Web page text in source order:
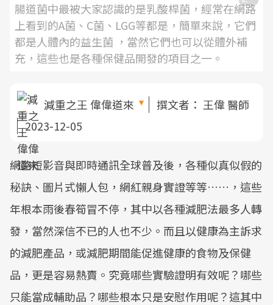
腸道菌中最被大家認識的是乳酸桿菌，經常在網路
上看到的A菌、C菌、LGG等都是，簡單來說，它們
都是人體內的益生菌 ，當然它們也可以從體外補
充，這些也是各種保健品開發的項目之一。
減重之王 偉偉道來 撰文者： 王偉 醫師
2023-12-05
網路短影音與即時通訊全球普及後，各種似真似假的
秘訣、圖片式懶人包，網紅親身實證等等……，這些
年根本雨後春筍冒不停，其中以各種減肥法最多人轉
發，當然深信不已的人也不少。而且以健康為主訴求
的減肥產品，或減肥期間能促進健康的食物及保健
品，更是容易熱賣。究竟哪些實驗證明有效呢？哪些
只能當成輔助品？哪些根本只是安慰作用呢？這其中